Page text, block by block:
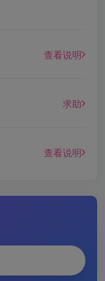
查看说明
求助
查看说明